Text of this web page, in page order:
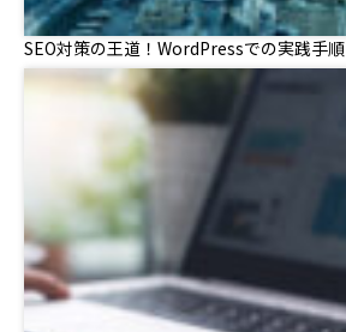
SEO対策の王道！WordPressでの実践手順